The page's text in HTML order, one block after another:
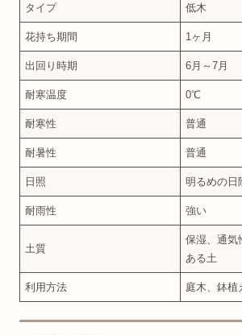
タイプ 低木
花持ち期間 1ヶ月
出回り時期 6月～7月
耐寒温度 0℃
耐寒性 普通
耐暑性 普通
日照 明るめの日
耐雨性 強い
土質
保湿、通気
ある土
利用方法 庭木、鉢植